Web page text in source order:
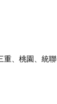
重、桃園、統聯